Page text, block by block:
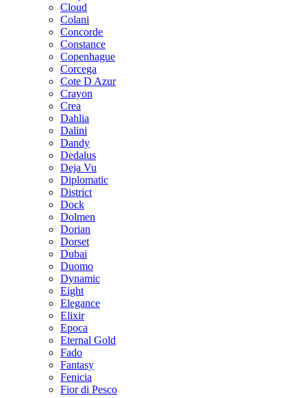
Cloud
Colani
Concorde
Constance
Copenhague
Corcega
Cote D Azur
Crayon
Crea
Dahlia
Dalini
Dandy
Dedalus
Deja Vu
Diplomatic
District
Dock
Dolmen
Dorian
Dorset
Dubai
Duomo
Dynamic
Eight
Elegance
Elixir
Epoca
Eternal Gold
Fado
Fantasy
Fenicia
Fior di Pesco